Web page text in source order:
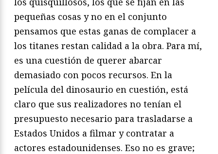
pequeñas cosas y no en el conjunto
pensamos que estas ganas de complacer a
los titanes restan calidad a la obra. Para mí,
es una cuestión de querer abarcar
demasiado con pocos recursos. En la
película del dinosaurio en cuestión, está
claro que sus realizadores no tenían el
presupuesto necesario para trasladarse a
Estados Unidos a filmar y contratar a
actores estadounidenses. Eso no es grave;